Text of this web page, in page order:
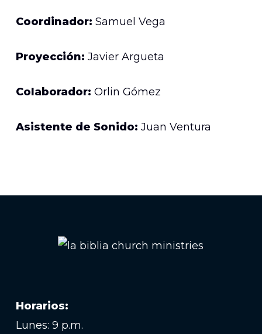
Coordinador: Samuel Vega
Proyección: Javier Argueta
Colaborador: Orlin Gómez
Asistente de Sonido: Juan Ventura
Horarios:
Lunes: 9 p.m.